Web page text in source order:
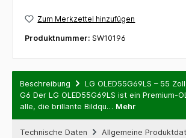
Zum Merkzettel hinzufügen
Produktnummer: SW10196
Beschreibung
LG OLED55G69LS – 55
G6 Der LG OLED55G69LS ist ein Premium-
alle, die brillante Bildqu… Mehr
Technische Daten
Allgemeine